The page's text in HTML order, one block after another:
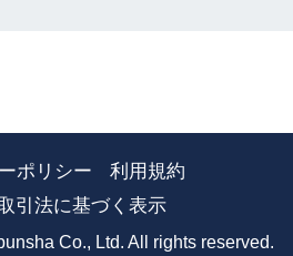
ポリシー
利用規約
引法に基づく表示
Co., Ltd. All rights reserved.